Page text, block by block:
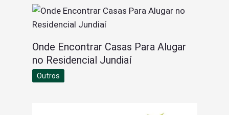
Onde Encontrar Casas Para Alugar
no Residencial Jundiaí
Outros